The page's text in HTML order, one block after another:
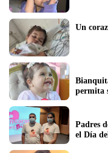
Un
permita
Padres
el Día